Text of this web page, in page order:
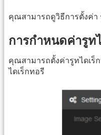
คุณสามารถดูวิธีการตั้งค่า
การกำหนดค่ารูท
คุณสามารถตั้งค่ารูทไดเร็
ไดเร็กทอรี